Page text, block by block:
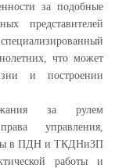
за подобные
представителей
что может
и построении
за рулем
управления,
в ПДН и ТКДНиЗП
работы и